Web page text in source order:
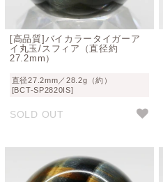
[高品質]バイカラータイガーア
イ丸玉/スフィア（直径約
27.2mm）
直径27.2mm／28.2g（約）
[BCT-SP2820IS]
SOLD OUT